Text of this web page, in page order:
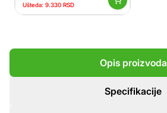
Ušteda: 9.330 RSD
Opis proizvoda
Specifikacije